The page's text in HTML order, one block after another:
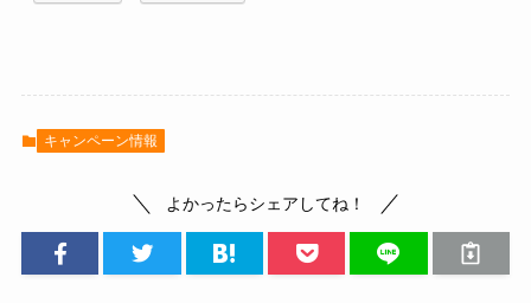
キャンペーン情報
よかったらシェアしてね！